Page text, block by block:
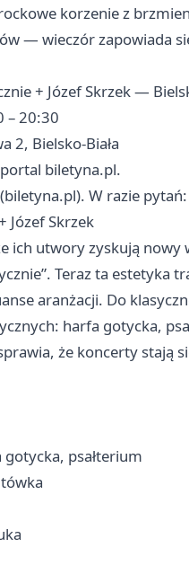
korzenie z
— wieczór zapowiada
+ Józef Skrzek —
– 20:30
2, Bielsko-Biała
biletyna.pl.
W razie
Józef Skrzek
ich utwory zyskują
Teraz ta
aranżacji. Do
harfa gotycka,
że koncerty stają
psałterium